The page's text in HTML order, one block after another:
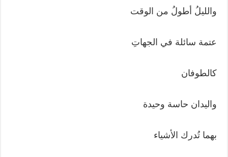
والليلُ أطولُ من الوقت
عتمة سائلة في الجهاتِ
كالطوفان
واليدان حاسة وحيدة
بهما تُدرك الأشياء